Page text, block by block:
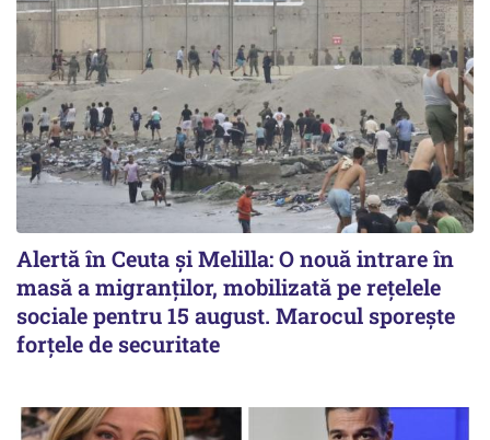
Alertă în Ceuta și Melilla: O nouă intrare în
masă a migranților, mobilizată pe rețelele
sociale pentru 15 august. Marocul sporește
forțele de securitate